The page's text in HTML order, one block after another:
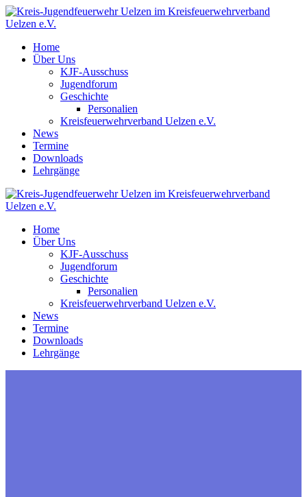
Home
Über Uns
KJF-Ausschuss
Jugendforum
Geschichte
Personalien
Kreisfeuerwehrverband Uelzen e.V.
News
Termine
Downloads
Lehrgänge
Home
Über Uns
KJF-Ausschuss
Jugendforum
Geschichte
Personalien
Kreisfeuerwehrverband Uelzen e.V.
News
Termine
Downloads
Lehrgänge